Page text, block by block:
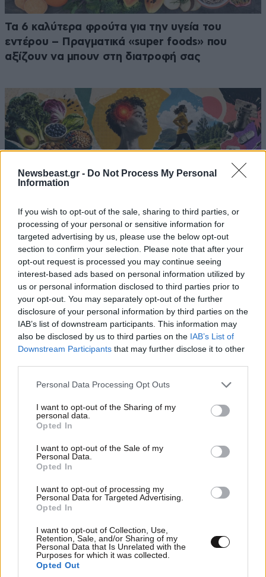
Newsbeast.gr - Do Not Process My Personal
Information
If you wish to opt-out of the sale, sharing to third parties, or
processing of your personal or sensitive information for
targeted advertising by us, please use the below opt-out
section to confirm your selection. Please note that after your
opt-out request is processed you may continue seeing
interest-based ads based on personal information utilized by
us or personal information disclosed to third parties prior to
your opt-out. You may separately opt-out of the further
disclosure of your personal information by third parties on the
IAB’s list of downstream participants. This information may
also be disclosed by us to third parties on the IAB’s List of
Downstream Participants that may further disclose it to other
Please note that this website/app uses one or more Google
not limited to your visit or usage behaviour. You may click to
grant or deny consent to Google and its third-party tags to
use your data for below specified purposes in below Google
consent section.
Personal Data Processing Opt Outs
I want to opt-out of the Sharing of my
personal data.
Opted In
I want to opt-out of the Sale of my
Personal Data.
Opted In
I want to opt-out of processing my
Personal Data for Targeted Advertising.
Opted In
I want to opt-out of Collection, Use,
Retention, Sale, and/or Sharing of my
Personal Data that Is Unrelated with the
Purposes for which it was collected.
Opted Out
Τα 6 καλύτερα φρούτα για την υγεία του
εντέρου – Πραγματικά «super foods» που
αξίζουν να μπουν στη διατροφή σας
3 αλήθειες και 1 ψέμα για τη χρόνια φλεγμονή –
Όσα πρέπει να γνωρίζετε για τις viral
«αντιφλεγμονώδεις» τάσεις
Δεν τρώτε λιπαρά ψάρια; 5 φυτικές τροφές
πλούσιες σε ωμέγα-3 για την προστασία της
καρδιάς